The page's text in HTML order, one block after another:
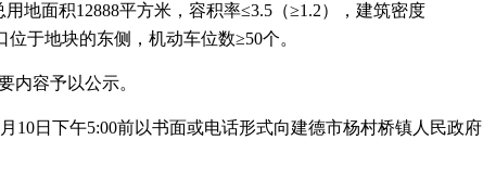
地面积12888平方米，容积率≤3.5（≥1.2），建筑密度
于地块的东侧，机动车位数≥50个。
内容予以公示。
10日下午5:00前以书面或电话形式向建德市杨村桥镇人民政府